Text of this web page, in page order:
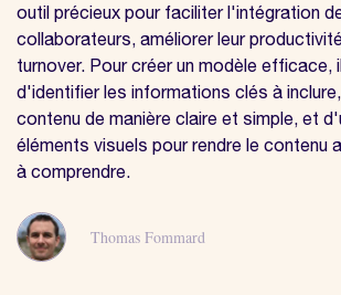
outil précieux pour faciliter l'intégration
collaborateurs, améliorer leur
turnover. Pour créer un modèle efficace,
d'identifier les informations clés à
contenu de manière claire et simple, et
éléments visuels pour rendre le contenu
à comprendre.
Thomas Fommard